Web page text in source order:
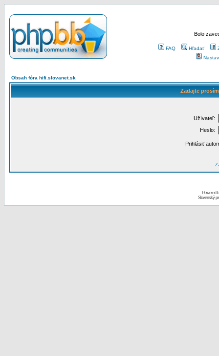
Bolo
FAQ Hľadať
Obsah fóra hifi.slovanet.sk
Zadajte
Užívateľ:
Heslo:
Prihlásiť
Powered
Slovenský